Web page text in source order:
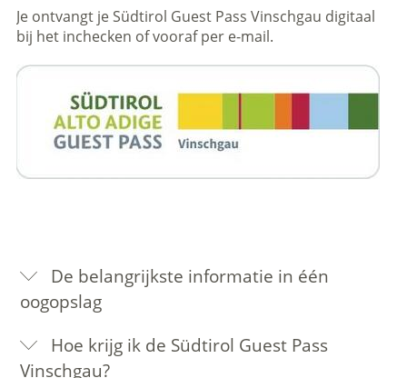
Je ontvangt je Südtirol Guest Pass Vinschgau digitaal
bij het inchecken of vooraf per e-mail.
De belangrijkste informatie in één
oogopslag
Hoe krijg ik de Südtirol Guest Pass
Vinschgau?